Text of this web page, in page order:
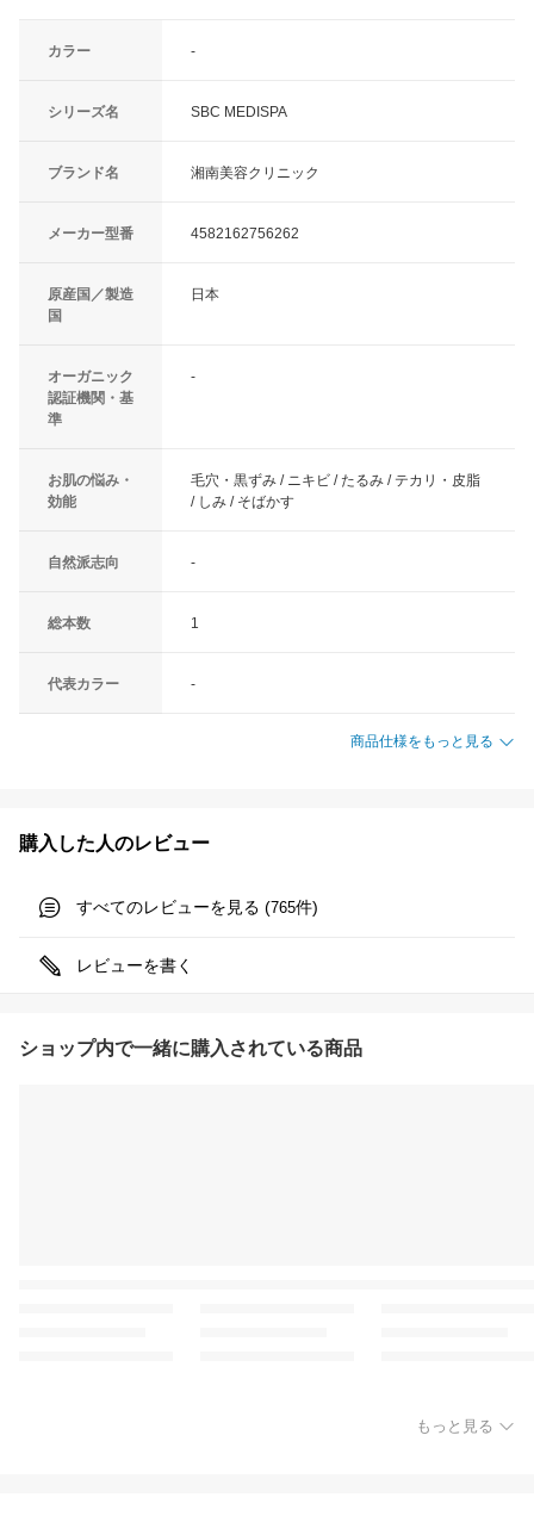
カラー -
シリーズ名 SBC MEDISPA
ブランド名 湘南美容クリニック
メーカー型番 4582162756262
原産国／製造
国
日本
オーガニック
認証機関・基
準
-
お肌の悩み・
効能
毛穴・黒ずみ / ニキビ / たるみ / テカリ・皮脂
/ しみ / そばかす
自然派志向 -
総本数 1
代表カラー -
商品仕様をもっと見る
購入した人のレビュー
すべてのレビューを見る (765件)
レビューを書く
ショップ内で一緒に購入されている商品
もっと見る